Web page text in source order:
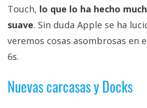
Touch, lo que lo ha hecho
suave. Sin duda Apple se ha
veremos cosas asombrosas en
6s.
Nuevas carcasas y Docks